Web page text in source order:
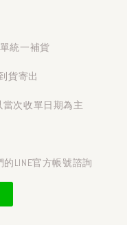
統一補貨
貨寄出
次收單日期為主
LINE官方帳號諮詢